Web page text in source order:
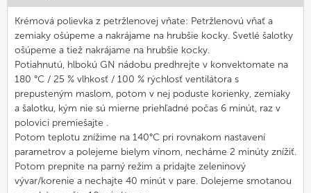
Krémová polievka z petržlenovej vňate: Petržlenovú vňať a
zemiaky ošúpeme a nakrájame na hrubšie kocky. Svetlé šalotky
ošúpeme a tiež nakrájame na hrubšie kocky.
Potiahnutú, hlbokú GN nádobu predhrejte v konvektomate na
180 °C / 25 % vlhkosť / 100 % rýchlosť ventilátora s
prepusteným maslom, potom v nej poduste korienky, zemiaky
a šalotku, kým nie sú mierne priehľadné počas 6 minút, raz v
polovici premiešajte .
Potom teplotu znížime na 140°C pri rovnakom nastavení
parametrov a polejeme bielym vínom, necháme 2 minúty znížiť.
Potom prepnite na parný režim a pridajte zeleninový
vývar/korenie a nechajte 40 minút v pare. Dolejeme smotanou